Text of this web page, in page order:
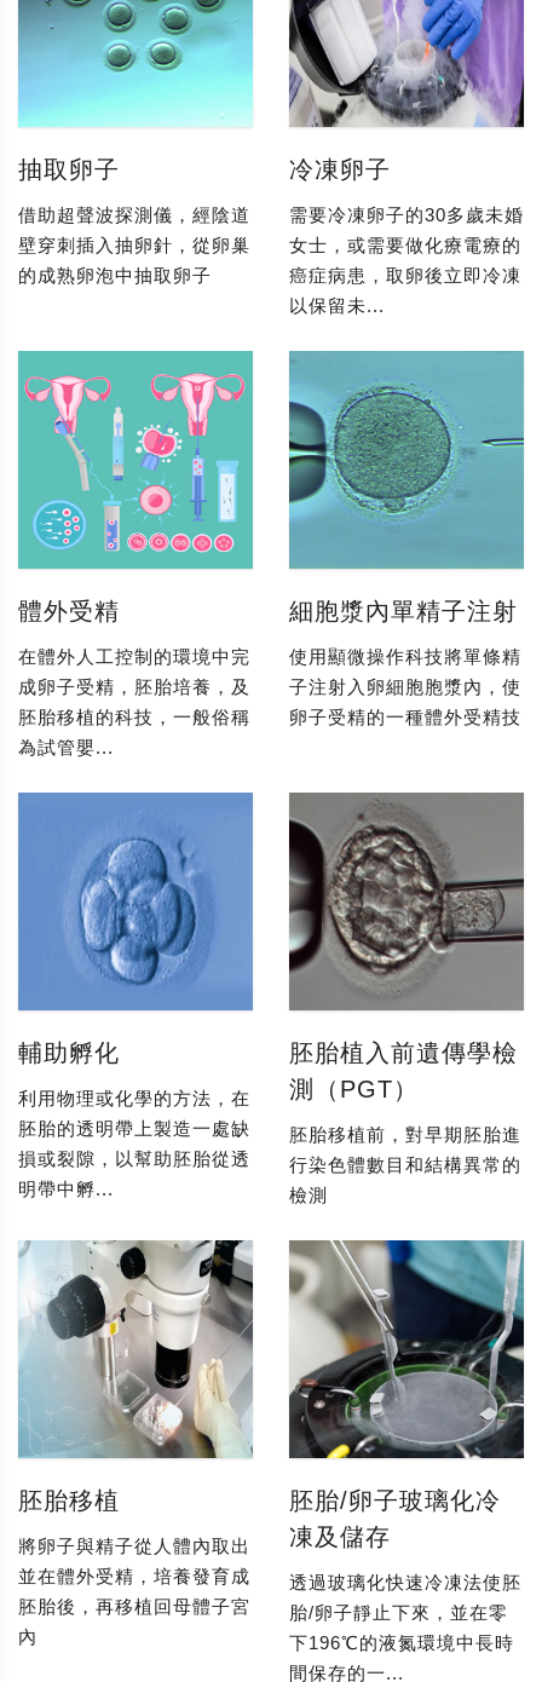
抽取卵子
借助超聲波探測儀，經陰道
壁穿刺插入抽卵針，從卵巢
的成熟卵泡中抽取卵子
冷凍卵子
需要冷凍卵子的30多歲未婚
女士，或需要做化療電療的
癌症病患，取卵後立即冷凍
以保留未...
體外受精
在體外人工控制的環境中完
成卵子受精，胚胎培養，及
胚胎移植的科技，一般俗稱
為試管嬰...
細胞漿內單精子注射
使用顯微操作科技將單條精
子注射入卵細胞胞漿內，使
卵子受精的一種體外受精技
輔助孵化
利用物理或化學的方法，在
胚胎的透明帶上製造一處缺
損或裂隙，以幫助胚胎從透
明帶中孵...
胚胎植入前遺傳學檢
測（PGT）
胚胎移植前，對早期胚胎進
行染色體數目和結構異常的
檢測
胚胎移植
將卵子與精子從人體內取出
並在體外受精，培養發育成
胚胎後，再移植回母體子宮
內
胚胎/卵子玻璃化冷
凍及儲存
透過玻璃化快速冷凍法使胚
胎/卵子靜止下來，並在零
下196℃的液氮環境中長時
間保存的一...